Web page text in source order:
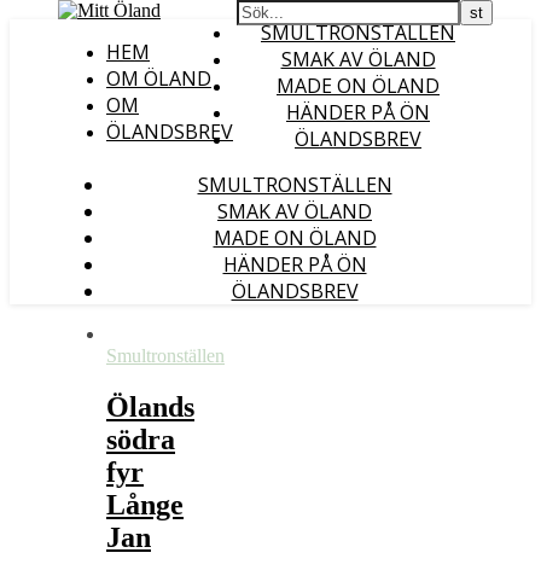
HEM
OM ÖLAND
OM
ÖLANDSBREV
SMULTRONSTÄLLEN
SMAK AV ÖLAND
MADE ON ÖLAND
HÄNDER PÅ ÖN
ÖLANDSBREV
SMULTRONSTÄLLEN
SMAK AV ÖLAND
MADE ON ÖLAND
HÄNDER PÅ ÖN
ÖLANDSBREV
Smultronställen
Ölands
södra
fyr
Långe
Jan